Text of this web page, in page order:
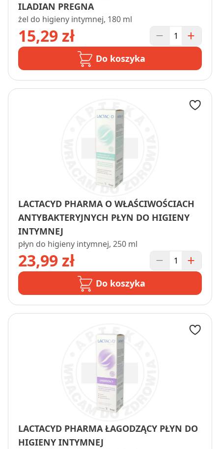
ILADIAN PREGNA
żel do higieny intymnej, 180 ml
15,29 zł
Do koszyka
LACTACYD PHARMA O WŁAŚCIWOŚCIACH
ANTYBAKTERYJNYCH PŁYN DO HIGIENY
INTYMNEJ
płyn do higieny intymnej, 250 ml
23,99 zł
Do koszyka
LACTACYD PHARMA ŁAGODZĄCY PŁYN DO
HIGIENY INTYMNEJ